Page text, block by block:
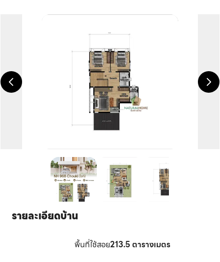
รายละเอียดบ้าน
พื้นที่ใช้สอย213.5 ตารางเมตร